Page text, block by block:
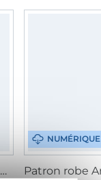
Patron robe femme pdf Easy Fadenkäfer, en allemand
NUMÉRIQUE